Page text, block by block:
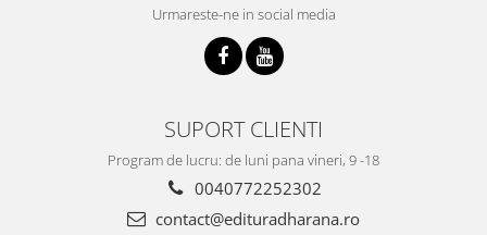
Urmareste-ne in social media
SUPORT CLIENTI
Program de lucru: de luni pana vineri, 9 -18
0040772252302
contact@edituradharana.ro